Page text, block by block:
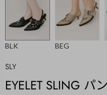
BLK BEG
SLY
EYELET SLING パ